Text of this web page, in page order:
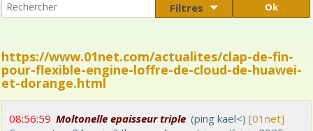
Filtres
https://www.01net.com/actualites/clap-de-fin-
pour-flexible-engine-loffre-de-cloud-de-huawei-
et-dorange.html
08:56:59 Moltonelle epaisseur triple (ping kael<) [01net]